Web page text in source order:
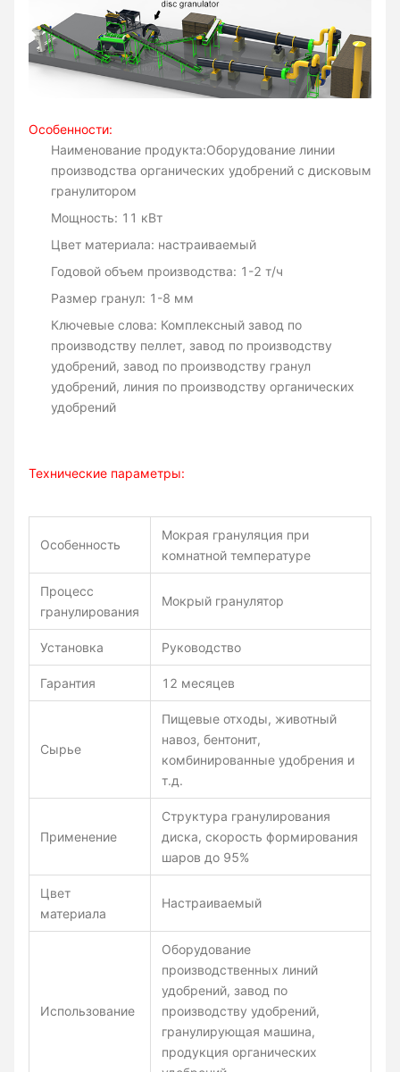
Особенности:
Наименование продукта:Оборудование линии
производства органических удобрений с дисковым
гранулитором
Мощность: 11 кВт
Цвет материала: настраиваемый
Годовой объем производства: 1-2 т/ч
Размер гранул: 1-8 мм
Ключевые слова: Комплексный завод по
производству пеллет, завод по производству
удобрений, завод по производству гранул
удобрений, линия по производству органических
удобрений
Технические параметры:
Особенность
Мокрая грануляция при
комнатной температуре
Процесс
гранулирования
Мокрый гранулятор
Установка Руководство
Гарантия 12 месяцев
Сырье
Пищевые отходы, животный
навоз, бентонит,
комбинированные удобрения и
т.д.
Применение
Структура гранулирования
диска, скорость формирования
шаров до 95%
Цвет
материала
Настраиваемый
Использование
Оборудование
производственных линий
удобрений, завод по
производству удобрений,
гранулирующая машина,
продукция органических